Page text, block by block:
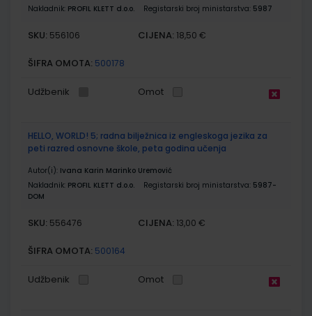
Nakladnik: PROFIL KLETT d.o.o. Registarski broj ministarstva: 5987
SKU: 556106 CIJENA: 18,50 €
ŠIFRA OMOTA: 500178
Udžbenik Omot
HELLO, WORLD! 5; radna bilježnica iz engleskoga jezika za
peti razred osnovne škole, peta godina učenja
Autor(i): Ivana Karin Marinko Uremović
Nakladnik: PROFIL KLETT d.o.o. Registarski broj ministarstva: 5987-
DOM
SKU: 556476 CIJENA: 13,00 €
ŠIFRA OMOTA: 500164
Udžbenik Omot